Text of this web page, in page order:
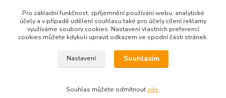
Načíst další produkty (2)
strana z 2další
Pro základní funkčnost, zpříjemnění používání webu, analytické
účely a v případě udělení souhlasu také pro účely cílení reklamy
využíváme soubory cookies. Nastavení vlastních preferencí
cookies můžete kdykoli upravit odkazem ve spodní části stránek.
Nastavení Souhlasím
Souhlas můžete odmítnout zde.